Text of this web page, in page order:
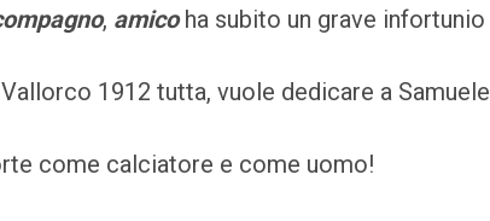
, amicoha subito un grave infortunio
1912 tutta, vuole dedicare a Samuele
come calciatore e come uomo!